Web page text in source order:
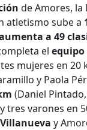
de Amores, la
atletismo sube a
a 49
elequipo
mujeres en 20
y Paola
(Daniel Pintado,
tres varones en
Villanuevay